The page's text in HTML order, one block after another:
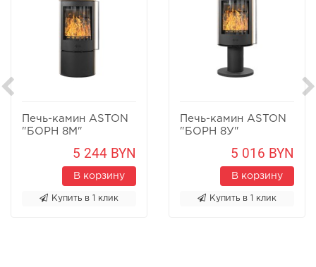
Печь-камин ASTON
"БОРН 8М"
5 244 BYN
В корзину
Купить в 1 клик
Печь-камин ASTON
"БОРН 8У"
5 016 BYN
В корзину
Купить в 1 клик